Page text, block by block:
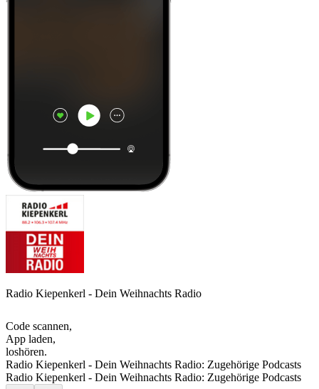
Radio Kiepenkerl - Dein Weihnachts Radio
Code scannen,
App laden,
loshören.
Radio Kiepenkerl - Dein Weihnachts Radio: Zugehörige Podcasts
Radio Kiepenkerl - Dein Weihnachts Radio: Zugehörige Podcasts